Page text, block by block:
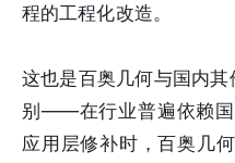
程的工程化改造。
这也是百奥几何与国内
别——在行业普遍依赖国
应用层修补时，百奥几